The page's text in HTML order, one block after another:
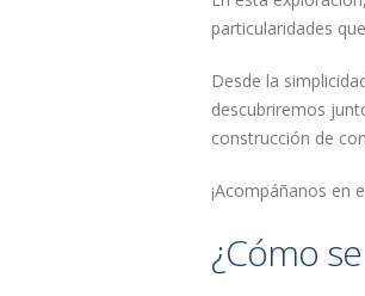
particularidades
Desde la
descubriremos
construcción de
¡Acompáñanos en
¿Cómo